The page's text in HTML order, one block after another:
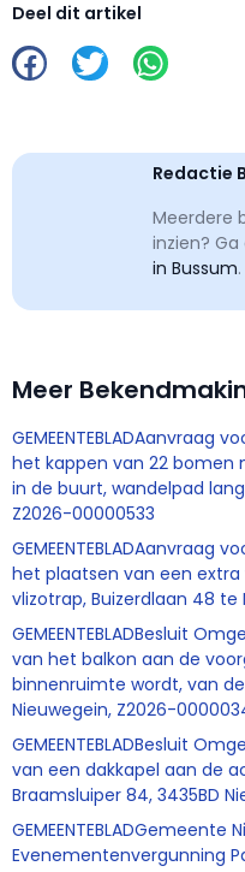
Deel dit artikel
Redactie
Meerdere
inzien?
in Bussum.
Meer
GEMEENTEBLADAanvraag
het kappen van 22 bomen
in de buurt, wandelpad
Z2026-00000533
GEMEENTEBLADAanvraag
het plaatsen van een
vlizotrap, Buizerdlaan 48
GEMEENTEBLADBesluit
van het balkon aan de
binnenruimte wordt, van
Nieuwegein, Z2026-
GEMEENTEBLADBesluit
van een dakkapel aan de
Braamsluiper 84, 3435BD
Evenementenvergunning